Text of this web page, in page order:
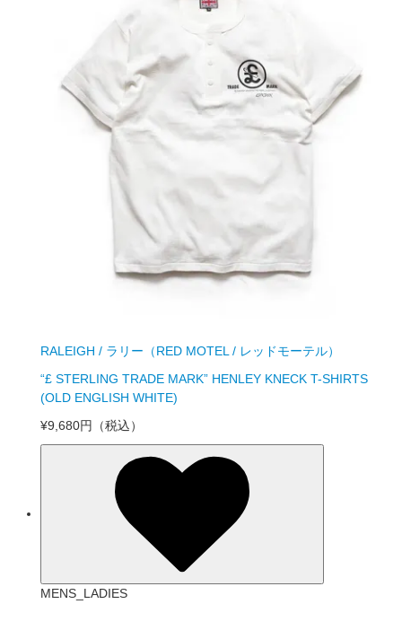
RALEIGH / ラリー（RED MOTEL / レッドモーテル）
“£ STERLING TRADE MARK” HENLEY KNECK T-SHIRTS
(OLD ENGLISH WHITE)
¥9,680円
（税込）
MENS_LADIES